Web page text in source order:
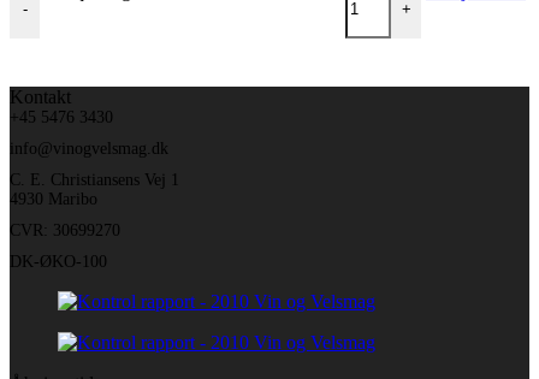
- +
Kontakt
+45 5476 3430
info@vinogvelsmag.dk
C. E. Christiansens Vej 1
4930 Maribo
CVR: 30699270
DK-ØKO-100